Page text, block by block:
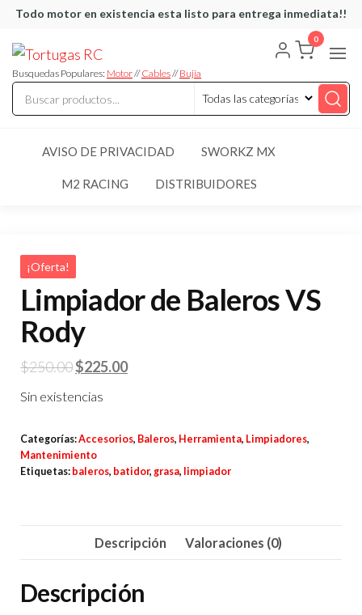
Saltar
contenido
Todo motor en existencia esta listo para entrega inmediata!!
RC
articulos
de RC
Busquedas Populares: Motor//Cables//Bujia
0
AVISO DE PRIVACIDAD SWORKZ MX
M2 RACING DISTRIBUIDORES
¡Oferta!
Limpiador de Baleros VS
Rody
$250.00El
precio
era:
$250.00.
$225.00El
es:
Sin existencias
Categorías:Accesorios, Baleros, Herramienta, Limpiadores,
Mantenimiento
Etiquetas: baleros, batidor, grasa, limpiador
Descripción Valoraciones (0)
Descripción